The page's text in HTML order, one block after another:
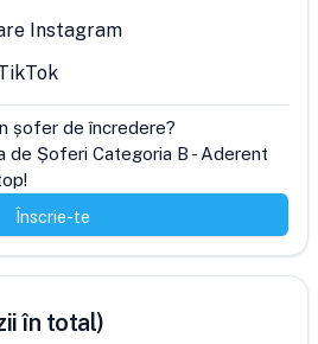
Instagram
șofer de încredere?
de Șoferi Categoria B - Aderent
Înscrie-te
în total)